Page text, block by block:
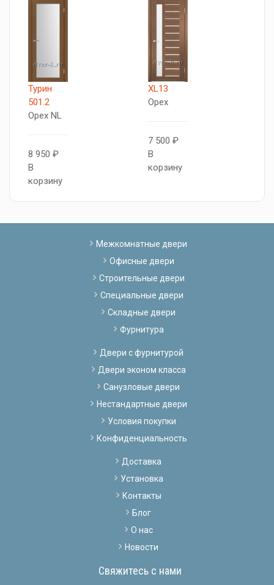
Турин
501.2
Орех NL
8 950 ₽
В
корзину
XL13
Орех
7 500 ₽
В
корзину
Межкомнатные двери
Офисные двери
Строительные двери
Специальные двери
Складные двери
Фурнитура
Двери с фурнитурой
Двери эконом класса
Санузловые двери
Нестандартные двери
Условия покупки
Конфиденциальность
Доставка
Установка
Контакты
Блог
О нас
Новости
Свяжитесь с нами